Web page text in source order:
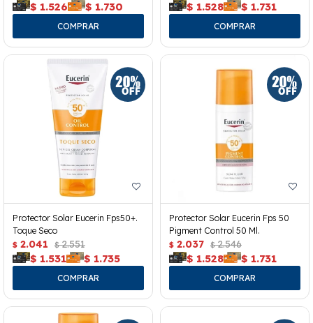
$ 1.526 $ 1.730 $ 1.528 $ 1.731
Protector Solar Eucerin Fps50+.
Toque Seco
$ 2.041 $ 2.551
$ 1.531 $ 1.735
Protector Solar Eucerin Fps 50
Pigment Control 50 Ml.
$ 2.037 $ 2.546
$ 1.528 $ 1.731